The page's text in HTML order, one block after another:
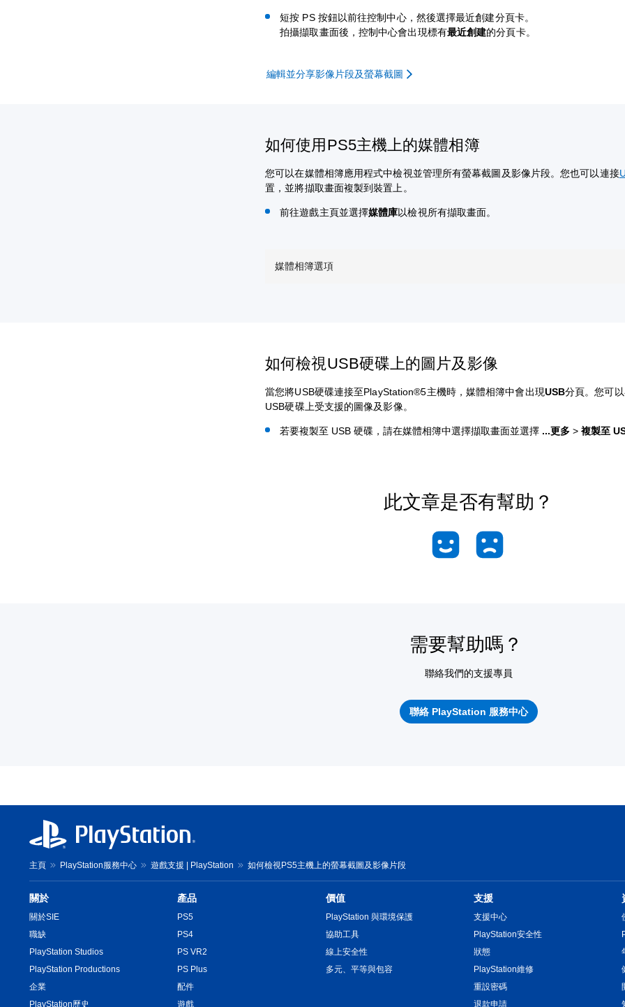
短按 PS 按鈕以前往控制中心，然後選擇最近創建分頁卡。
拍攝擷取畫面後，控制中心會出現標有最近創建的分頁卡。
編輯並分享影像片段及螢幕截圖
如何使用PS5主機上的媒體相簿
您可以在媒體相簿應用程式中檢視並管理所有螢幕截圖及影像片段。您也可以連接
置，並將擷取畫面複製到裝置上。
前往遊戲主頁並選擇媒體庫以檢視所有擷取畫面。
媒體相簿選項
如何檢視USB硬碟上的圖片及影像
當您將USB硬碟連接至PlayStation®5主機時，媒體相簿中會出現USB分頁。您可
USB硬碟上受支援的圖像及影像。
若要複製至 USB 硬碟，請在媒體相簿中選擇擷取畫面並選擇 ...更多> 複製至
此文章是否有幫助？
需要幫助嗎？
聯絡我們的支援專員
聯絡 PlayStation 服務中心
主頁 PlayStation服務中心 遊戲支援 | PlayStation 如何檢視PS5主機上的螢幕截圖及影像片段
關於
關於SIE
職缺
PlayStation Studios
PlayStation Productions
企業
PlayStation歷史
產品
PS5
PS4
PS VR2
PS Plus
配件
遊戲
價值
PlayStation 與環境保護
協助工具
線上安全性
多元、平等與包容
支援
支援中心
PlayStation安全性
狀態
PlayStation維修
重設密碼
退款申請